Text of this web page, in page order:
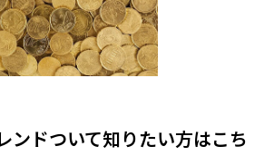
ンドついて知りたい方はこち